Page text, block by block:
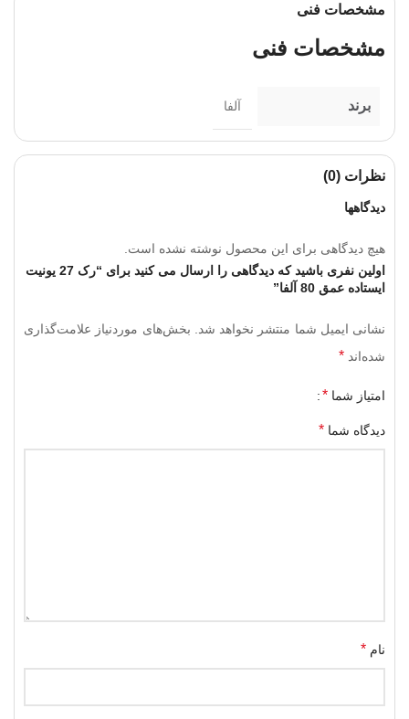
مشخصات فنی
مشخصات فنی
برند آلفا
نظرات (0)
دیدگاهها
هیچ دیدگاهی برای این محصول نوشته نشده است.
اولین نفری باشید که دیدگاهی را ارسال می کنید برای “رک 27 یونیت
ایستاده عمق 80 آلفا”
نشانی ایمیل شما منتشر نخواهد شد.
بخش‌های موردنیاز علامت‌گذاری
شده‌اند *
امتیاز شما *
دیدگاه شما *
نام *